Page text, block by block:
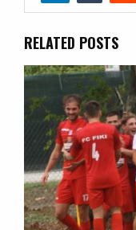
RELATED POSTS